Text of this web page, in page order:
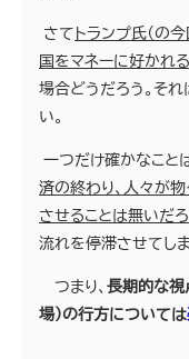
さて トランプ氏（の
国をマネーに好かれ
場合どうだろう。そ
い。
一つだけ確かなことは
済の終わり、人々が
させることは無いだ
流れを停滞させてしま
つまり、 長期的な視
場）の行方については